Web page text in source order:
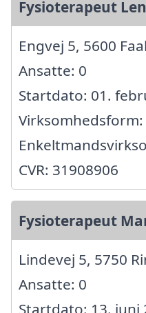
Fysioterapeut
Engvej 5, 5600
Ansatte: 0
Startdato: 01.
Virksomhedsform:
CVR: 31908906
Fysioterapeut
Lindevej 5, 5750
Ansatte: 0
Startdato: 13. juni